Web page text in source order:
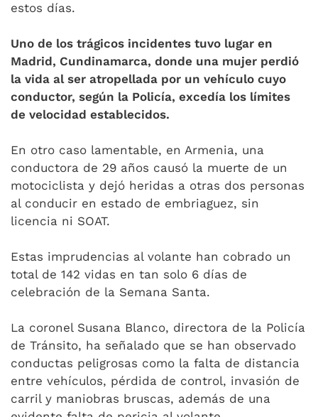
estos días.
Uno de los trágicos incidentes tuvo lugar en
Madrid, Cundinamarca, donde una mujer perdió
la vida al ser atropellada por un vehículo cuyo
conductor, según la Policía, excedía los límites
de velocidad establecidos.
En otro caso lamentable, en Armenia, una
conductora de 29 años causó la muerte de un
motociclista y dejó heridas a otras dos personas
al conducir en estado de embriaguez, sin
licencia ni SOAT.
Estas imprudencias al volante han cobrado un
total de 142 vidas en tan solo 6 días de
celebración de la Semana Santa.
La coronel Susana Blanco, directora de la Policía
de Tránsito, ha señalado que se han observado
conductas peligrosas como la falta de distancia
entre vehículos, pérdida de control, invasión de
carril y maniobras bruscas, además de una